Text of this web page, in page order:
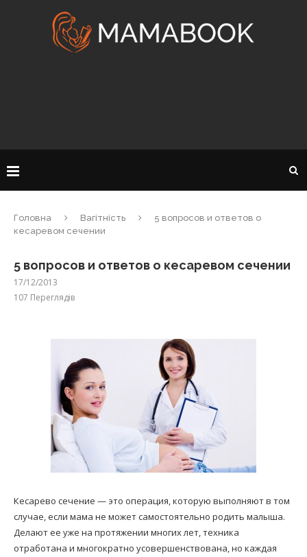
Головна Вагітність
5 вопросов и ответов о
кесаревом сечении
5 вопросов и ответов о кесаревом сечении
17/12/2013
107 Переглядів
Кесарево сечение — это операция, которую выполняют в том
случае, если мама не может самостоятельно родить малыша.
Делают ее уже на протяжении многих лет, техника
отработана и многократно усовершенствована, но каждая